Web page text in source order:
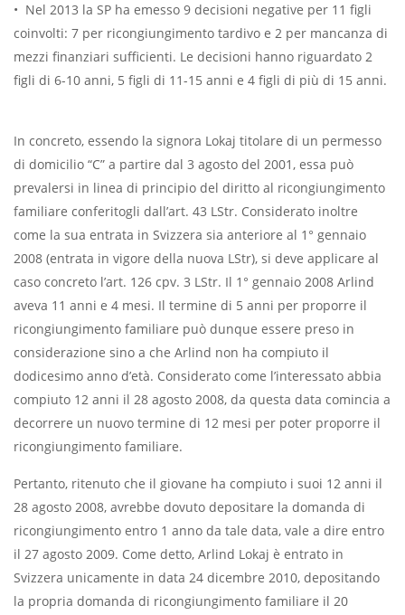
• Nel 2013 la SP ha emesso 9 decisioni negative per 11 figli
coinvolti: 7 per ricongiungimento tardivo e 2 per mancanza di
mezzi finanziari sufficienti. Le decisioni hanno riguardato 2
figli di 6-10 anni, 5 figli di 11-15 anni e 4 figli di più di 15 anni.
In concreto, essendo la signora Lokaj titolare di un permesso
di domicilio “C” a partire dal 3 agosto del 2001, essa può
prevalersi in linea di principio del diritto al ricongiungimento
familiare conferitogli dall’art. 43 LStr. Considerato inoltre
come la sua entrata in Svizzera sia anteriore al 1° gennaio
2008 (entrata in vigore della nuova LStr), si deve applicare al
caso concreto l’art. 126 cpv. 3 LStr. Il 1° gennaio 2008 Arlind
aveva 11 anni e 4 mesi. Il termine di 5 anni per proporre il
ricongiungimento familiare può dunque essere preso in
considerazione sino a che Arlind non ha compiuto il
dodicesimo anno d’età. Considerato come l’interessato abbia
compiuto 12 anni il 28 agosto 2008, da questa data comincia a
decorrere un nuovo termine di 12 mesi per poter proporre il
ricongiungimento familiare.
Pertanto, ritenuto che il giovane ha compiuto i suoi 12 anni il
28 agosto 2008, avrebbe dovuto depositare la domanda di
ricongiungimento entro 1 anno da tale data, vale a dire entro
il 27 agosto 2009. Come detto, Arlind Lokaj è entrato in
Svizzera unicamente in data 24 dicembre 2010, depositando
la propria domanda di ricongiungimento familiare il 20